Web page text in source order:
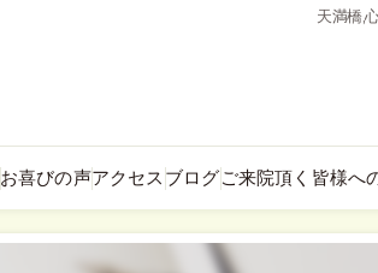
天満橋,
お喜びの声アクセスブログご来院頂く皆様へ